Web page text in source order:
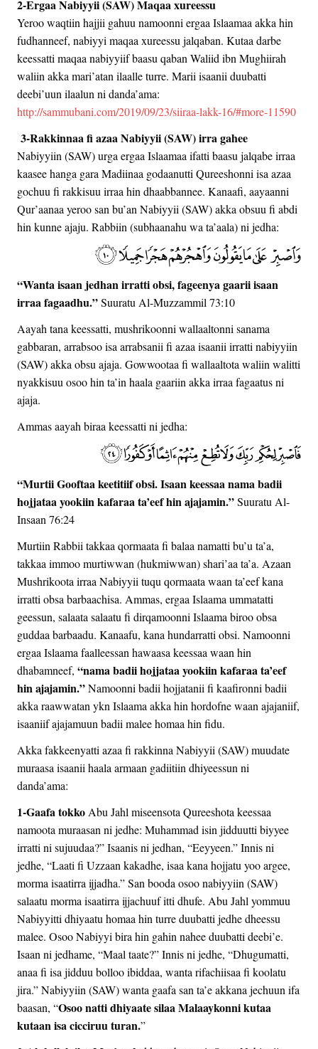
2-Ergaa Nabiyyii (SAW) Maqaa xureessu
Yeroo waqtiin hajjii gahuu namoonni ergaa Islaamaa akka hin
fudhanneef, nabiyyi maqaa xureessu jalqaban. Kutaa darbe
keessatti maqaa nabiyyiif baasu qaban Waliid ibn Mughiirah
waliin akka mari’atan ilaalle turre. Marii isaanii duubatti
deebi’uun ilaalun ni danda’ama:
http://sammubani.com/2019/09/23/siiraa-lakk-16/#more-11590
3-Rakkinnaa fi azaa Nabiyyii (SAW) irra gahee
Nabiyyiin (SAW) urga ergaa Islaamaa ifatti baasu jalqabe irraa
kaasee hanga gara Madiinaa godaanutti Qureeshonni isa azaa
gochuu fi rakkisuu irraa hin dhaabbannee. Kanaafi, aayaanni
Qur’aanaa yeroo san bu’an Nabiyyii (SAW) akka obsuu fi abdi
hin kunne ajaju. Rabbiin (subhaanahu wa ta’aala) ni jedha:
“Wanta isaan jedhan irratti obsi, fageenya gaarii isaan
irraa fagaadhu.”Suuratu Al-Muzzammil 73:10
Aayah tana keessatti, mushrikoonni wallaaltonni sanama
gabbaran, arrabsoo isa arrabsanii fi azaa isaanii irratti nabiyyiin
(SAW) akka obsu ajaja. Gowwootaa fi wallaaltota waliin walitti
nyakkisuu osoo hin ta’in haala gaariin akka irraa fagaatus ni
ajaja.
Ammas aayah biraa keessatti ni jedha:
“Murtii Gooftaa keetitiif obsi. Isaan keessaa nama badii
hojjataa yookiin kafaraa ta’eef hin ajajamin.”Suuratu Al-
Insaan 76:24
Murtiin Rabbii takkaa qormaata fi balaa namatti bu’u ta’a,
takkaa immoo murtiwwan (hukmiwwan) shari’aa ta’a. Azaan
Mushrikoota irraa Nabiyyii tuqu qormaata waan ta’eef kana
irratti obsa barbaachisa. Ammas, ergaa Islaama ummatatti
geessun, salaata salaatu fi dirqamoonni Islaama biroo obsa
guddaa barbaadu. Kanaafu, kana hundarratti obsi. Namoonni
ergaa Islaama faalleessan hawaasa keessaa waan hin
dhabamneef, “nama badii hojjataa yookiin kafaraa ta’eef
hin ajajamin.”Namoonni badii hojjatanii fi kaafironni badii
akka raawwatan ykn Islaama akka hin hordofne waan ajajaniif,
isaaniif ajajamuun badii malee homaa hin fidu.
Akka fakkeenyatti azaa fi rakkinna Nabiyyii (SAW) muudate
muraasa isaanii haala armaan gadiitiin dhiyeessun ni
danda’ama:
1-Gaafa tokko Abu Jahl miseensota Qureeshota keessaa
namoota muraasan ni jedhe: Muhammad isin jidduutti biyyee
irratti ni sujuudaa?” Isaanis ni jedhan, “Eeyyeen.” Innis ni
jedhe, “Laati fi Uzzaan kakadhe, isaa kana hojjatu yoo argee,
morma isaatirra ijjadha.” San booda osoo nabiyyiin (SAW)
salaatu morma isaatirra ijjachuuf itti dhufe. Abu Jahl yommuu
Nabiyyitti dhiyaatu homaa hin turre duubatti jedhe dheessu
malee. Osoo Nabiyyi bira hin gahin nahee duubatti deebi’e.
Isaan ni jedhame, “Maal taate?” Innis ni jedhe, “Dhugumatti,
anaa fi isa jidduu bolloo ibiddaa, wanta rifachiisaa fi koolatu
jira.” Nabiyyiin (SAW) wanta gaafa san ta’e akkana jechuun ifa
baasan, “Osoo natti dhiyaate silaa Malaaykonni kutaa
kutaan isa cicciruu turan.”